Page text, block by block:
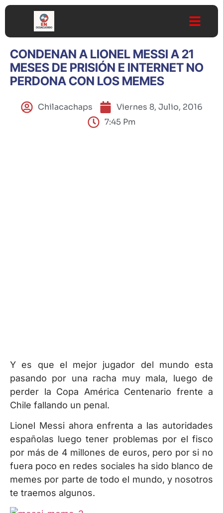
CONDENAN A LIONEL MESSI A 21
MESES DE PRISIÓN E INTERNET NO
PERDONA CON LOS MEMES
Chilacachaps
Viernes 8, Julio, 2016
7:45 Pm
Y es que el mejor jugador del mundo esta
pasando por una racha muy mala, luego de
perder la Copa América Centenario frente a
Chile fallando un penal.
Lionel Messi ahora enfrenta a las autoridades
españolas luego tener problemas por el fisco
por más de 4 millones de euros, pero por si no
fuera poco en redes sociales ha sido blanco de
memes por parte de todo el mundo, y nosotros
te traemos algunos.